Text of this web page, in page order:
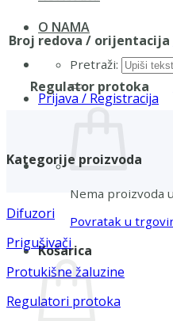
O NAMA
Pretraži:
Prijava / Registracija
Nema proizvoda
Povratak u
Košarica
Broj redova / orijentacija
Regulator protoka
Kategorije proizvoda
Difuzori
Prigušivači
Protukišne žaluzine
Regulatori protoka